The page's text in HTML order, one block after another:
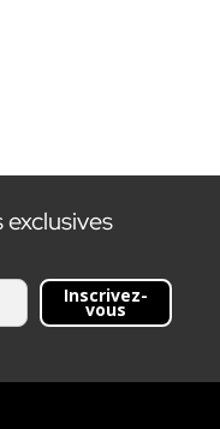
exclusives
Inscrivez-
vous